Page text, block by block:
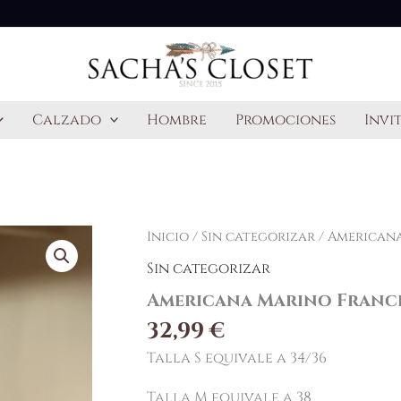
Calzado Hombre Promociones
Inicio/ Sin categorizar/
Sin categorizar
Americana Marino
32,99€
Talla S equivale a 34/36
Americana
France